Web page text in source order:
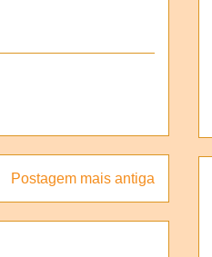
Postagem mais antiga